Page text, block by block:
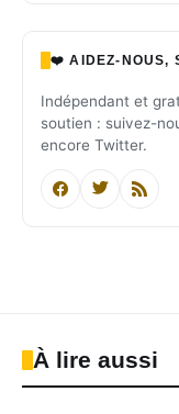
❤️ AIDEZ-NOUS,
Indépendant et
soutien : suivez-
encore Twitter.
À lire aussi